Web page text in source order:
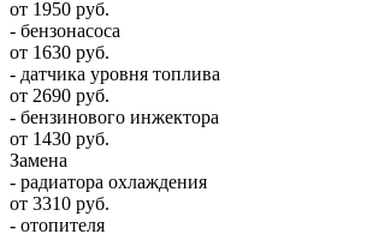
от 1950 руб.
- бензонасоса
от 1630 руб.
- датчика уровня топлива
от 2690 руб.
- бензинового инжектора
от 1430 руб.
Замена
- радиатора охлаждения
от 3310 руб.
- отопителя